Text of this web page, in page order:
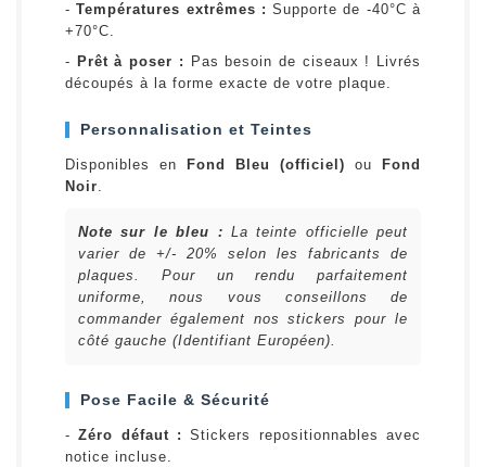
-Températures extrêmes : Supporte de -40°C à
+70°C.
- Prêt à poser :
Pas besoin de ciseaux ! Livrés
découpés à la forme exacte de votre plaque.
Personnalisation et Teintes
Disponibles en Fond Bleu (officiel) ou
Fond
Noir.
Note sur le bleu : La teinte officielle peut
varier de +/- 20% selon les fabricants de
plaques. Pour un rendu parfaitement
uniforme, nous vous conseillons de
commander également nos stickers pour le
côté gauche (Identifiant Européen).
Pose Facile & Sécurité
-Zéro défaut : Stickers repositionnables avec
notice incluse.